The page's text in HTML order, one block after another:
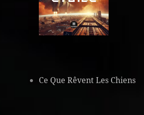
Ce Que Rêvent Les Chiens